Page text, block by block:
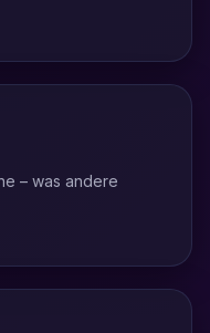
– was andere